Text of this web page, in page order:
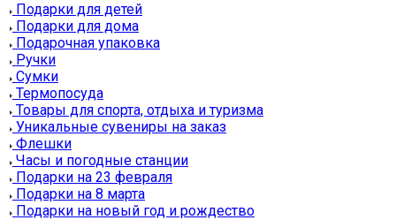
Подарки для детей
Подарки для дома
Подарочная упаковка
Ручки
Сумки
Термопосуда
Товары для спорта, отдыха и туризма
Уникальные сувениры на заказ
Флешки
Часы и погодные станции
Подарки на 23 февраля
Подарки на 8 марта
Подарки на новый год и рождество